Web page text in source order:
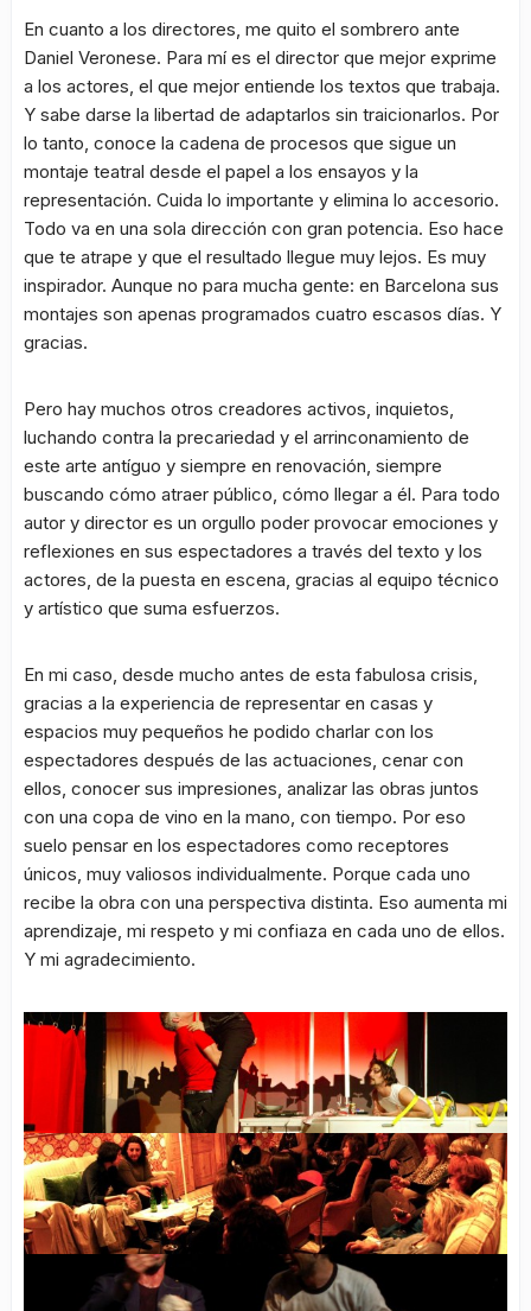
En cuanto a los directores, me quito el sombrero ante
Daniel Veronese. Para mí es el director que mejor exprime
a los actores, el que mejor entiende los textos que trabaja.
Y sabe darse la libertad de adaptarlos sin traicionarlos. Por
lo tanto, conoce la cadena de procesos que sigue un
montaje teatral desde el papel a los ensayos y la
representación. Cuida lo importante y elimina lo accesorio.
Todo va en una sola dirección con gran potencia. Eso hace
que te atrape y que el resultado llegue muy lejos. Es muy
inspirador. Aunque no para mucha gente: en Barcelona sus
montajes son apenas programados cuatro escasos días. Y
gracias.
Pero hay muchos otros creadores activos, inquietos,
luchando contra la precariedad y el arrinconamiento de
este arte antíguo y siempre en renovación, siempre
buscando cómo atraer público, cómo llegar a él. Para todo
autor y director es un orgullo poder provocar emociones y
reflexiones en sus espectadores a través del texto y los
actores, de la puesta en escena, gracias al equipo técnico
y artístico que suma esfuerzos.
En mi caso, desde mucho antes de esta fabulosa crisis,
gracias a la experiencia de representar en casas y
espacios muy pequeños he podido charlar con los
espectadores después de las actuaciones, cenar con
ellos, conocer sus impresiones, analizar las obras juntos
con una copa de vino en la mano, con tiempo. Por eso
suelo pensar en los espectadores como receptores
únicos, muy valiosos individualmente. Porque cada uno
recibe la obra con una perspectiva distinta. Eso aumenta mi
aprendizaje, mi respeto y mi confiaza en cada uno de ellos.
Y mi agradecimiento.
Un instante de la comedia “Postdata: tu gato ha muerto”, para la cia. La Bámbola de Madrid.